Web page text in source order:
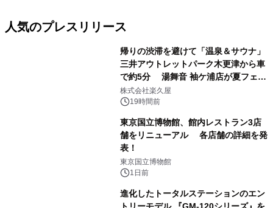
人気のプレスリリース
帰りの渋滞を避けて「温泉＆サウナ」
三井アウトレットパーク木更津から車
で約5分 湯舞音 袖ケ浦店が夏フェア
メニューを提供
株式会社楽久屋
19時間前
東京国立博物館、館内レストラン3店
舗をリニューアル 各店舗の詳細を発
表！
東京国立博物館
1日前
進化したトータルステーションのエン